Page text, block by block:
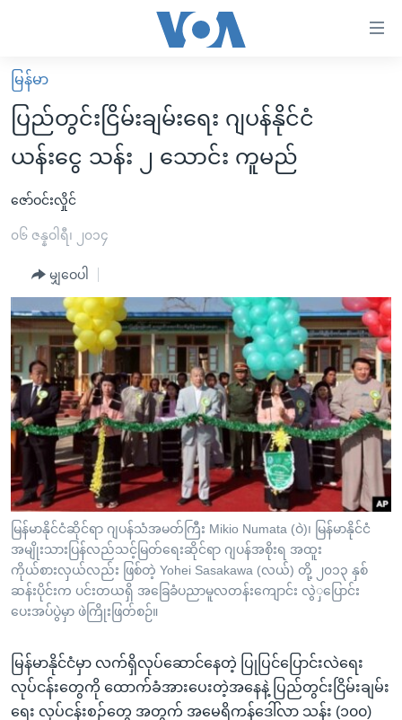
လွယ်ကူ
စေ
သည့်
များ
ပင်မ
ကျော်
ကြည့်
ရန်
ပင်မ
အ
ညွန်း
စာမျက်နှာ
သို့
ကျော်
ကြည့်
ရန်
ရှာဖွေ
သို့
ကျော်
မူလစာမျက်နှာ
မြန်မာ
ကမ္ဘာ့သတင်းများ
နိုင်ငံတကာ
အမေရိကန်
အစ္စရေး-ပါလက်စတိုင်း
ဗွီဒီယို
သတင်းလွတ်လပ်ခွင့်
အင်္ဂလိပ်စာလေ့လာမယ်
အမေရိကန်သုံးအီဒီယံ
မကြေးမုံရဲ့ အင်္ဂလိပ်စာ
ရုပ်ရှင်ထဲက အင်္ဂလိပ်စာ
သုတပဒေသာ အင်္ဂလိပ်စာ
အပတ်စဉ်ကဏ္ဍများ
ရေဒီယို
တီဗွီ
ရေဒီယိုနှင့်ရုပ်သံ အချက်အလက်များ
ရေဒီယို/တီဗွီအစီအစဉ်
Learning English
ဗွီအိုအေ လူမှုကွန်ယက်များ
ဘာသာစကားများ
မြန်မာ
ပြည်တွင်းငြိမ်းချမ်းရေး ဂျပန်နိုင်ငံ
ယန်းငွေ သန်း ၂ သောင်း ကူမည်
ဇော်ဝင်းလှိုင်
၀၆ ဇန္နဝါရီ၊ ၂၀၁၄
မျှဝေပါ
မြန်မာနိုင်ငံဆိုင်ရာ ဂျပန်သံအမတ်ကြီး Mikio Numata (ဝဲ)၊ မြန်မာနိုင်ငံ
အမျိုးသားပြန်လည်သင့်မြတ်ရေးဆိုင်ရာ ဂျပန်အစိုးရ အထူး
ကိုယ်စားလှယ်လည်း ဖြစ်တဲ့ Yohei Sasakawa (လယ်) တို့ ၂၀၁၃ နှစ်
ဆန်းပိုင်းက ပင်းတယရှိ အခြေခံပညာမူလတန်းကျောင်း လွဲှပြောင်း
ပေးအပ်ပွဲမှာ ဖဲကြိုးဖြတ်စဉ်။
မြန်မာနိုင်ငံမှာ လက်ရှိလုပ်ဆောင်နေတဲ့ ပြုပြင်ပြောင်းလဲရေး
လုပ်ငန်းတွေကို ထောက်ခံအားပေးတဲ့အနေနဲ့ ပြည်တွင်းငြိမ်းချမ်း
ရေး လုပ်ငန်းစဉ်တွေ အတွက် အမေရိကန်ဒေါ်လာ သန်း (၁၀၀)